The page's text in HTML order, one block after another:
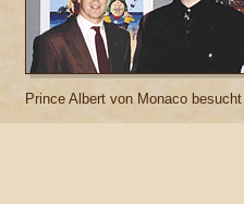
Prince Albert von Monaco